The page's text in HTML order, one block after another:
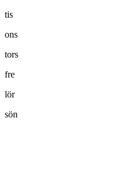
tis
ons
tors
fre
lör
sön